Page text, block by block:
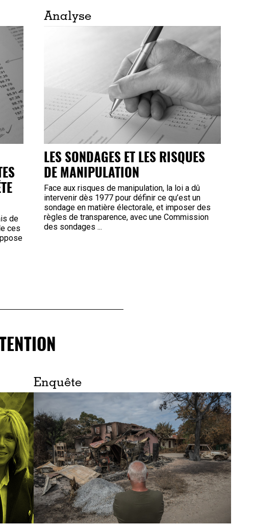
de
ces
Analyse
LES SONDAGES ET LES RISQUES
DE MANIPULATION
Face aux risques de manipulation, la loi a dû
intervenir dès 1977 pour définir ce qu’est un
sondage en matière électorale, et imposer des
règles de transparence, avec une Commission
des sondages ...
Enquête